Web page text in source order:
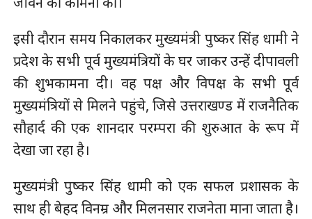
इसी दौरान समय निकालकर मुख्यमंत्री पुष्कर सिंह धामी ने
प्रदेश के सभी पूर्व मुख्यमंत्रियों के घर जाकर उन्हें दीपावली
की शुभकामना दी। वह पक्ष और विपक्ष के सभी पूर्व
मुख्यमंत्रियों से मिलने पहुंचे, जिसे उत्तराखण्ड में राजनैतिक
सौहार्द की एक शानदार परम्परा की शुरुआत के रूप में
देखा जा रहा है।
मुख्यमंत्री पुष्कर सिंह धामी को एक सफल प्रशासक के
साथ ही बेहद विनम्र और मिलनसार राजनेता माना जाता है।